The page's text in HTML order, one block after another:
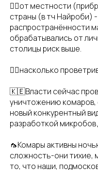
👉🏻от местности
страны (в тч Найроби)
распространённости
обрабатывались от
столицы риск выше.
👉🏻насколько
🇰🇪Власти сейчас
уничтожению комаров,
новый конкурентный
разработкой
🦟Комары активны
сложность-они тихие,
то, что наши,